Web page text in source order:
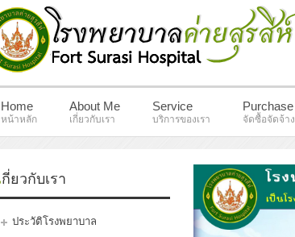
Home
หน้าหลัก
About Me
เกี่ยวกับเรา
Service
บริการของเรา
Purchase
จัดซื้อจัดจ้าง
เกี่ยวกับเรา
ประวัติโรงพยาบาล